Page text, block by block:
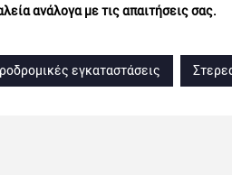
ανάλογα με τις απαιτήσεις σας.
εγκαταστάσεις